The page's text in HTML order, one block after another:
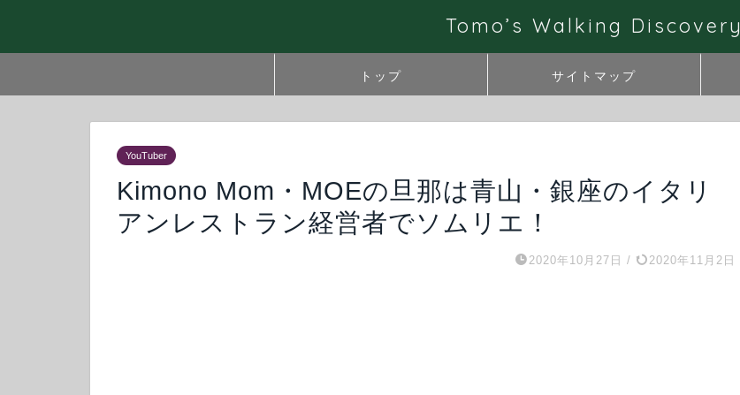
Tomo’s Walking Discovery
トップ サイトマップ
YouTuber
Kimono Mom・MOEの旦那は青山・銀座のイタリ
アンレストラン経営者でソムリエ！
2020年10月27日 / 2020年11月2日